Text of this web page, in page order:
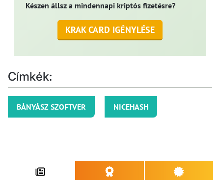
Készen állsz a mindennapi kriptós fizetésre?
KRAK CARD IGÉNYLÉSE
Címkék:
BÁNYÁSZ SZOFTVER NICEHASH